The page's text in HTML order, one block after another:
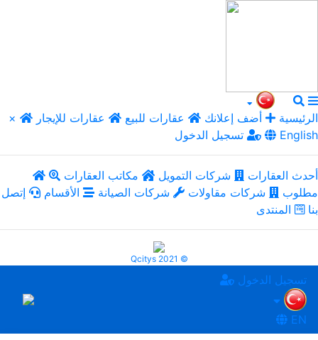
× الرئيسية أضف إعلانك عقارات للبيع
عقارات للإيجار
تسجيل الدخول
English
أحدث العقارات شركات التمويل
مكاتب العقارات
مطلوب
شركات مقاولات شركات الصيانة الأقسام
إتصل
بنا
المنتدى
Qcitys 2021 ©
تسجيل الدخول
EN